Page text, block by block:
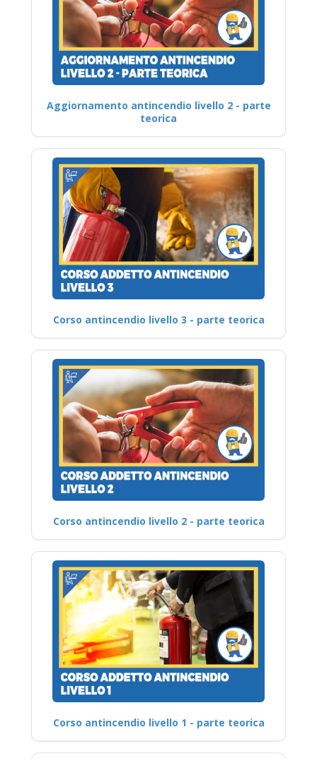
Aggiornamento antincendio livello 2 - parte
teorica
Corso antincendio livello 3 - parte teorica
Corso antincendio livello 2 - parte teorica
Corso antincendio livello 1 - parte teorica